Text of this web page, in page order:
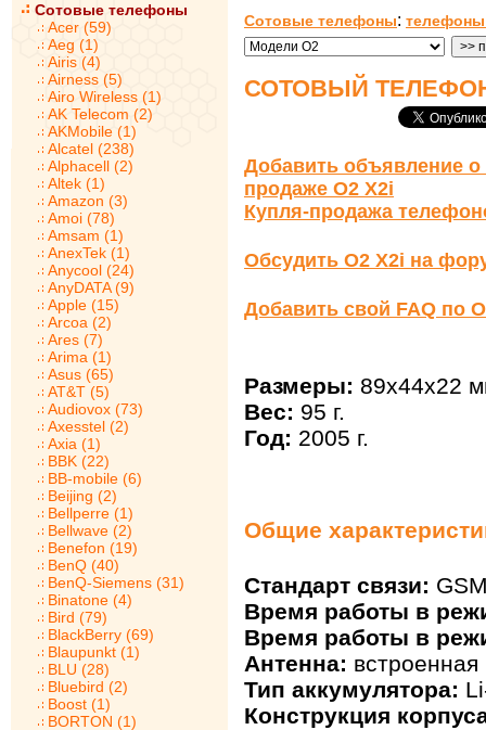
Сотовые телефоны
Acer (59)
Aeg (1)
Airis (4)
Airness (5)
Airo Wireless (1)
AK Telecom (2)
AKMobile (1)
Alcatel (238)
Alphacell (2)
Altek (1)
Amazon (3)
Amoi (78)
Amsam (1)
AnexTek (1)
Anycool (24)
AnyDATA (9)
Apple (15)
Arcoa (2)
Ares (7)
Arima (1)
Asus (65)
AT&T (5)
Audiovox (73)
Axesstel (2)
Axia (1)
BBK (22)
BB-mobile (6)
Beijing (2)
Bellperre (1)
Bellwave (2)
Benefon (19)
BenQ (40)
BenQ-Siemens (31)
Binatone (4)
Bird (79)
BlackBerry (69)
Blaupunkt (1)
BLU (28)
Bluebird (2)
Boost (1)
BORTON (1)
Сотовые телефоны: телефоны
СОТОВЫЙ ТЕЛЕФОН
Добавить объявление о
продаже O2 X2i
Купля-продажа
Обсудить O2 X2i на
Добавить свой FAQ по
Размеры: 89x44x22
Вес: 95 г.
Год: 2005 г.
Общие
Стандарт связи:
Время работы в
Время работы в
Антенна: встроенная
Тип аккумулятора:
Конструкция